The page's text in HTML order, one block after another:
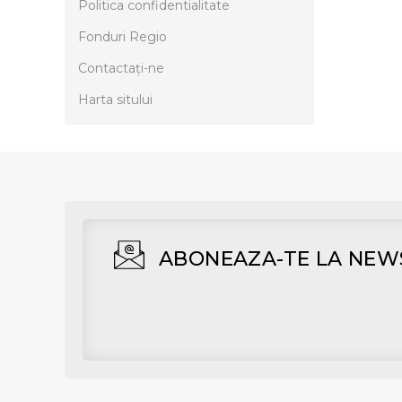
Politica confidentialitate
Fonduri Regio
Contactaţi-ne
Harta sitului
ABONEAZA-TE LA